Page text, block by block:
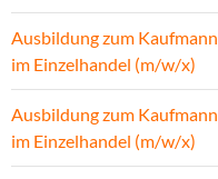
Ausbildung zum Kaufmann
im Einzelhandel (m/w/x)
Ausbildung zum Kaufmann
im Einzelhandel (m/w/x)